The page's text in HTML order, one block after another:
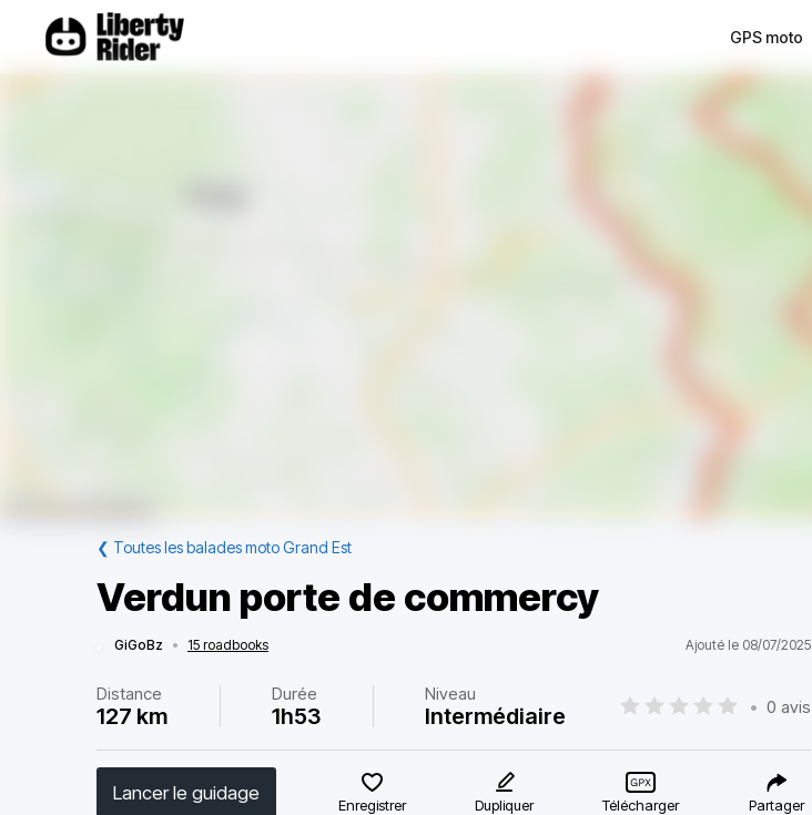
GPS moto
❮ Toutes les balades moto Grand Est
Verdun porte de commercy
GiGoBz • 15 roadbooks Ajouté le 08/07/2025
Distance
127 km
Durée
1h53
Niveau
Intermédiaire • 0 avis
Lancer le guidage
Enregistrer Dupliquer Télécharger Partager